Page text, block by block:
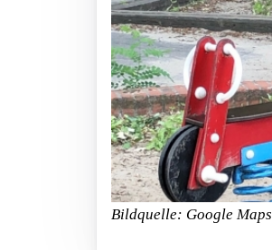
Bildquelle: Google Maps